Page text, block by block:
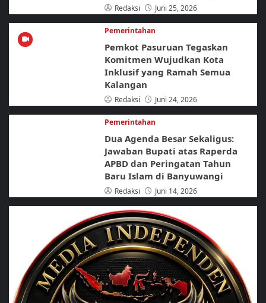
Redaksi Juni 25, 2026
Pemerintahan
Pemkot Pasuruan Tegaskan
Komitmen Wujudkan Kota
Inklusif yang Ramah Semua
Kalangan
Redaksi Juni 24, 2026
Pemerintahan
Dua Agenda Besar Sekaligus:
Jawaban Bupati atas Raperda
APBD dan Peringatan Tahun
Baru Islam di Banyuwangi
Redaksi Juni 14, 2026